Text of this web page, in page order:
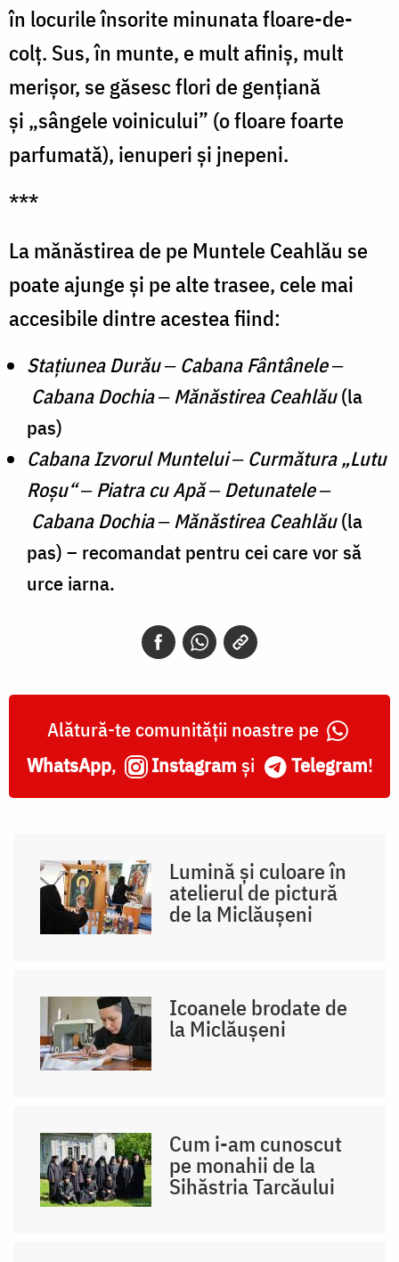
în locurile însorite minunata floare-de-
colț. Sus, în munte, e mult afiniș, mult
merișor, se găsesc flori de gențiană
și „sângele voinicului” (o floare foarte
parfumată), ienuperi și jnepeni.
***
La mănăstirea de pe Muntele Ceahlău se
poate ajunge şi pe alte trasee, cele mai
accesibile dintre acestea fiind:
Staţiunea Durău‒Cabana Fântânele‒
Cabana Dochia‒Mănăstirea Ceahlău(la
pas)
Cabana Izvorul Muntelui‒Curmătura „Lutu
Roşu“‒Piatra cu Apă‒Detunatele‒
Cabana Dochia‒Mănăstirea Ceahlău(la
pas) – recomandat pentru cei care vor să
urce iarna.
Alătură-te comunității noastre pe
WhatsApp, Instagram și Telegram!
Lumină și culoare în
atelierul de pictură
de la Miclăușeni
Icoanele brodate de
la Miclăușeni
Cum i-am cunoscut
pe monahii de la
Sihăstria Tarcăului